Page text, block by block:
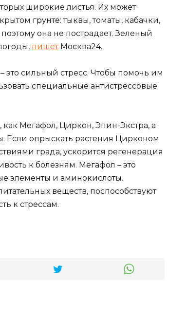
широкие листья. Их может
грунте: тыквы, томаты, кабачки,
она не пострадает. Зеленый
пишетМосква24.
это сильный стресс. Чтобы помочь им
специальные антистрессовые
Мегафол, Циркон, Эпин-Экстра, а
Если опрыскать растения Цирконом
града, ускорится регенерация
к болезням. Мегафол – это
элементы и аминокислоты.
веществ, поспособствуют
к стрессам.